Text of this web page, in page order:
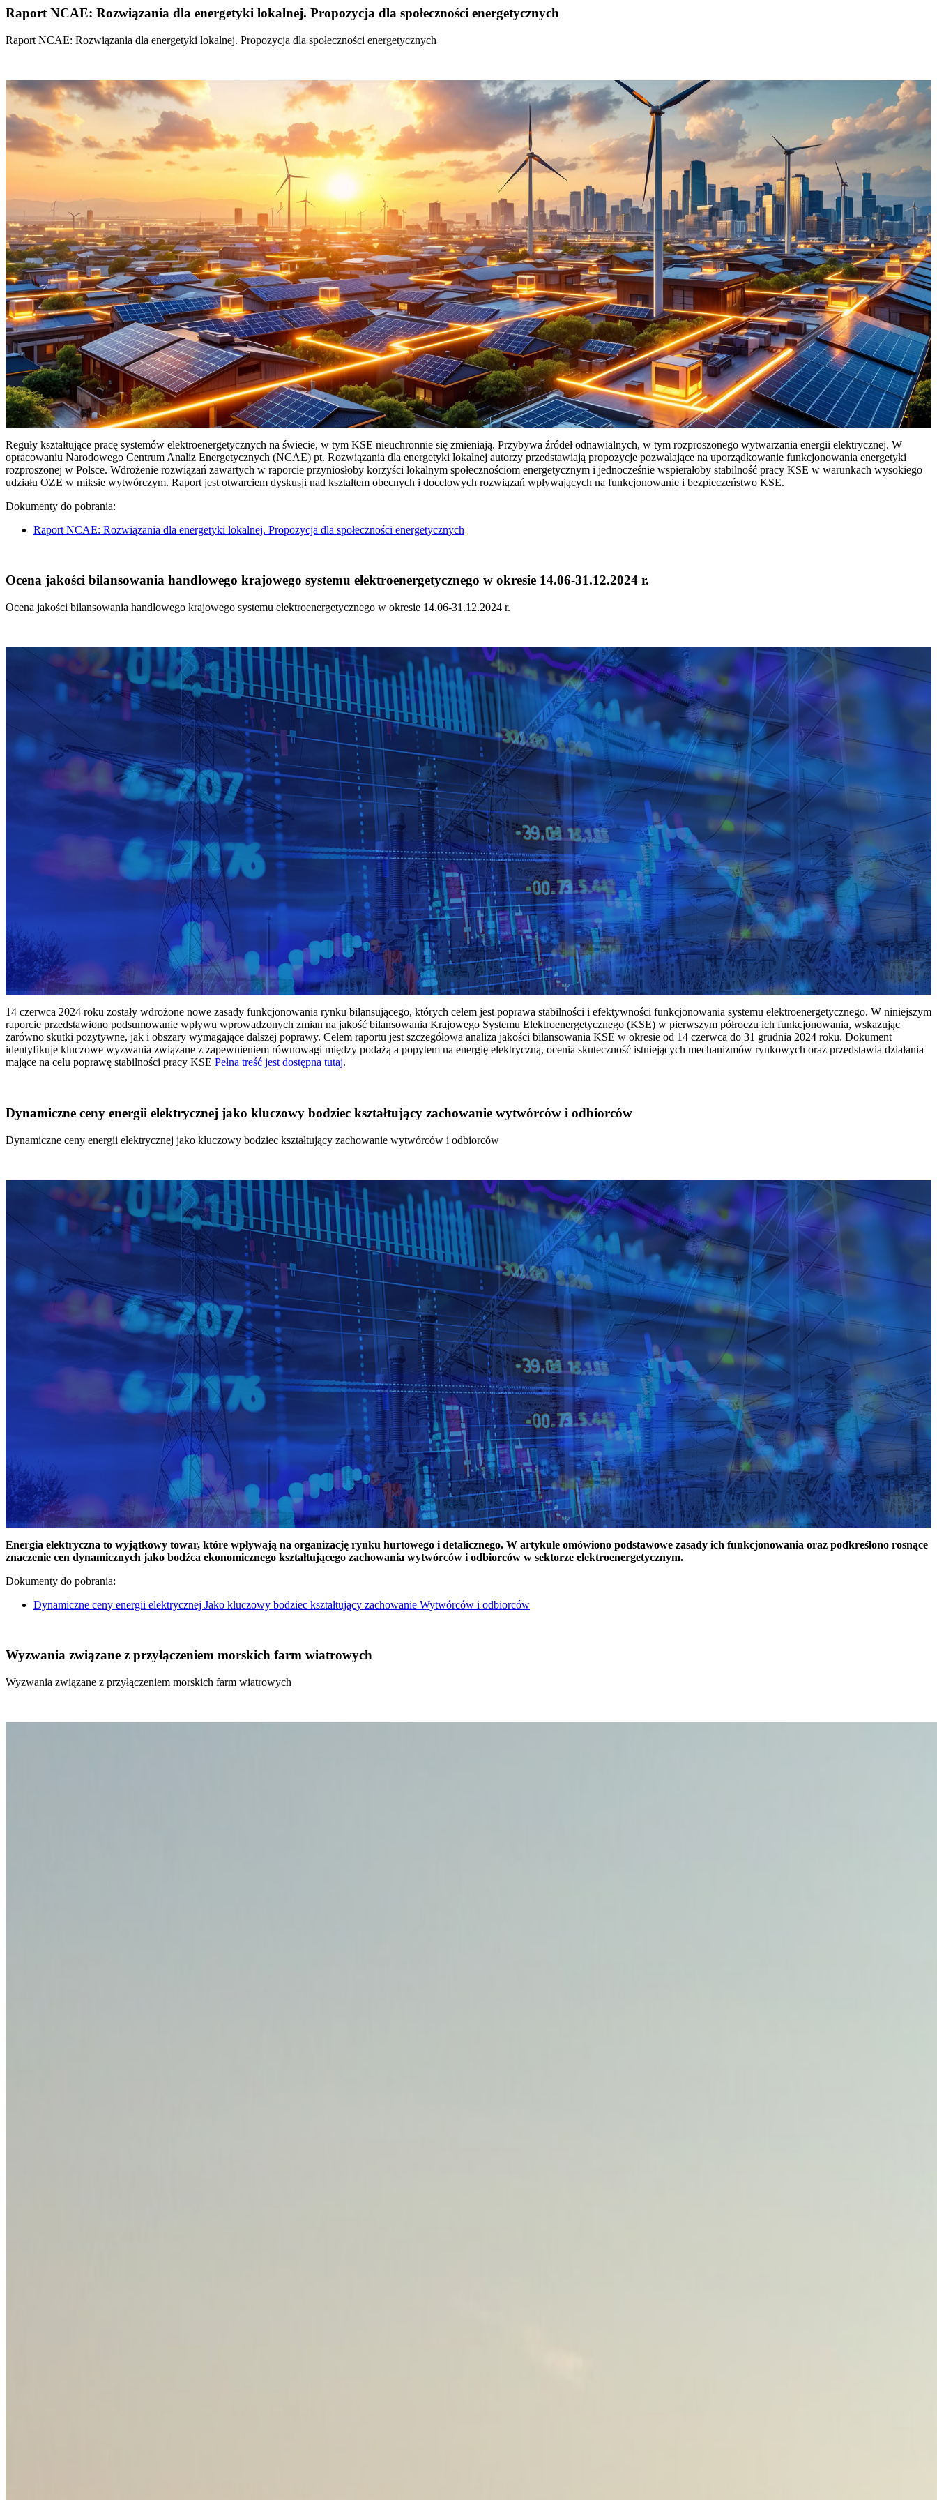
Raport NCAE: Rozwiązania dla energetyki lokalnej. Propozycja dla społeczności energetycznych
Raport NCAE: Rozwiązania dla energetyki lokalnej. Propozycja dla społeczności energetycznych
Reguły kształtujące pracę systemów elektroenergetycznych na świecie, w tym KSE nieuchronnie się zmieniają. Przybywa źródeł odnawialnych, w tym rozproszonego wytwarzania energii elektrycznej. W
opracowaniu Narodowego Centrum Analiz Energetycznych (NCAE) pt. Rozwiązania dla energetyki lokalnej autorzy przedstawiają propozycje pozwalające na uporządkowanie funkcjonowania energetyki
rozproszonej w Polsce. Wdrożenie rozwiązań zawartych w raporcie przyniosłoby korzyści lokalnym społecznościom energetycznym i jednocześnie wspierałoby stabilność pracy KSE w warunkach wysokiego
udziału OZE w miksie wytwórczym. Raport jest otwarciem dyskusji nad kształtem obecnych i docelowych rozwiązań wpływających na funkcjonowanie i bezpieczeństwo KSE.
Dokumenty do pobrania:
Raport NCAE: Rozwiązania dla energetyki lokalnej. Propozycja dla społeczności energetycznych
Ocena jakości bilansowania handlowego krajowego systemu elektroenergetycznego w okresie 14.06-31.12.2024 r.
Ocena jakości bilansowania handlowego krajowego systemu elektroenergetycznego w okresie 14.06-31.12.2024 r.
14 czerwca 2024 roku zostały wdrożone nowe zasady funkcjonowania rynku bilansującego, których celem jest poprawa stabilności i efektywności funkcjonowania systemu elektroenergetycznego. W niniejszym
raporcie przedstawiono podsumowanie wpływu wprowadzonych zmian na jakość bilansowania Krajowego Systemu Elektroenergetycznego (KSE) w pierwszym półroczu ich funkcjonowania, wskazując
zarówno skutki pozytywne, jak i obszary wymagające dalszej poprawy. Celem raportu jest szczegółowa analiza jakości bilansowania KSE w okresie od 14 czerwca do 31 grudnia 2024 roku. Dokument
identyfikuje kluczowe wyzwania związane z zapewnieniem równowagi między podażą a popytem na energię elektryczną, ocenia skuteczność istniejących mechanizmów rynkowych oraz przedstawia działania
mające na celu poprawę stabilności pracy KSE Pełna treść jest dostępna tutaj.
Dynamiczne ceny energii elektrycznej jako kluczowy bodziec kształtujący zachowanie wytwórców i odbiorców
Dynamiczne ceny energii elektrycznej jako kluczowy bodziec kształtujący zachowanie wytwórców i odbiorców
Energia elektryczna to wyjątkowy towar, które wpływają na organizację rynku hurtowego i detalicznego. W artykule omówiono podstawowe zasady ich funkcjonowania oraz podkreślono rosnące
znaczenie cen dynamicznych jako bodźca ekonomicznego kształtującego zachowania wytwórców i odbiorców w sektorze elektroenergetycznym.
Dokumenty do pobrania:
Dynamiczne ceny energii elektrycznej Jako kluczowy bodziec kształtujący zachowanie Wytwórców i odbiorców
Wyzwania związane z przyłączeniem morskich farm wiatrowych
Wyzwania związane z przyłączeniem morskich farm wiatrowych